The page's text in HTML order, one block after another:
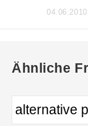
04.06.2010
Ähnliche